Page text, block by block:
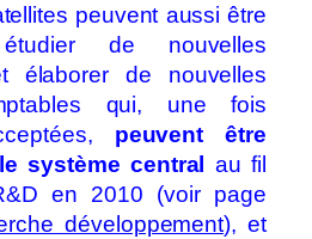
peuvent aussi être
de nouvelles
élaborer de nouvelles
qui, une fois
peuvent être
système central au fil
en 2010 (voir page
développement), et